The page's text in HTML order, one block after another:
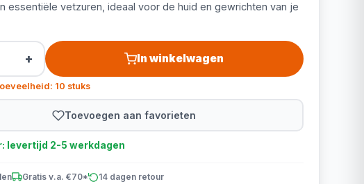
essentiële vetzuren, ideaal voor de huid en gewrichten van je
+ In winkelwagen
10 stuks
Toevoegen aan favorieten
levertijd 2-5 werkdagen
Gratis v.a. €70* 14 dagen retour